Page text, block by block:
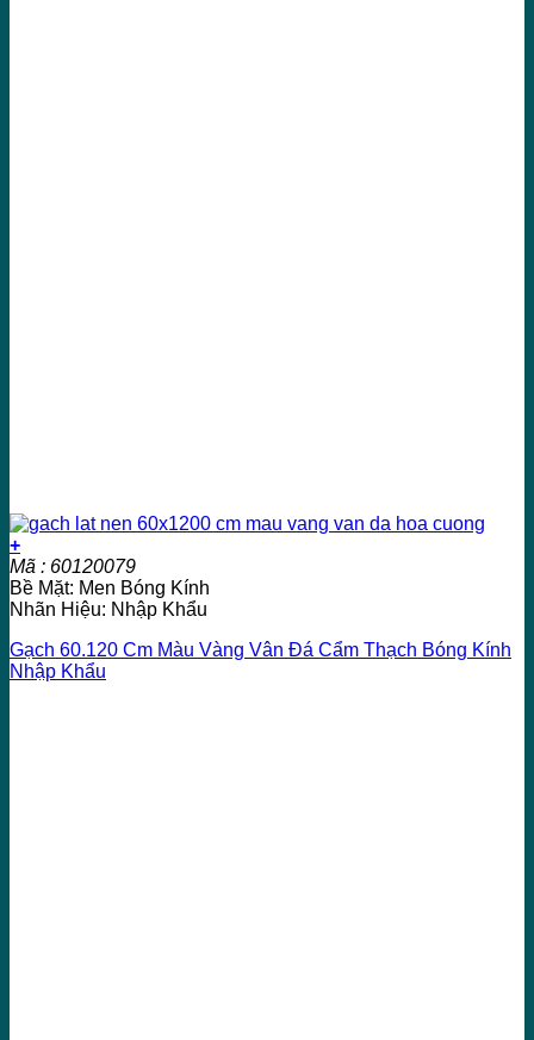
+
Mã : 60120079
Bề Mặt: Men Bóng Kính
Nhãn Hiệu: Nhập Khẩu
Gạch 60.120 Cm Màu Vàng Vân Đá Cẩm Thạch Bóng Kính
Nhập Khẩu